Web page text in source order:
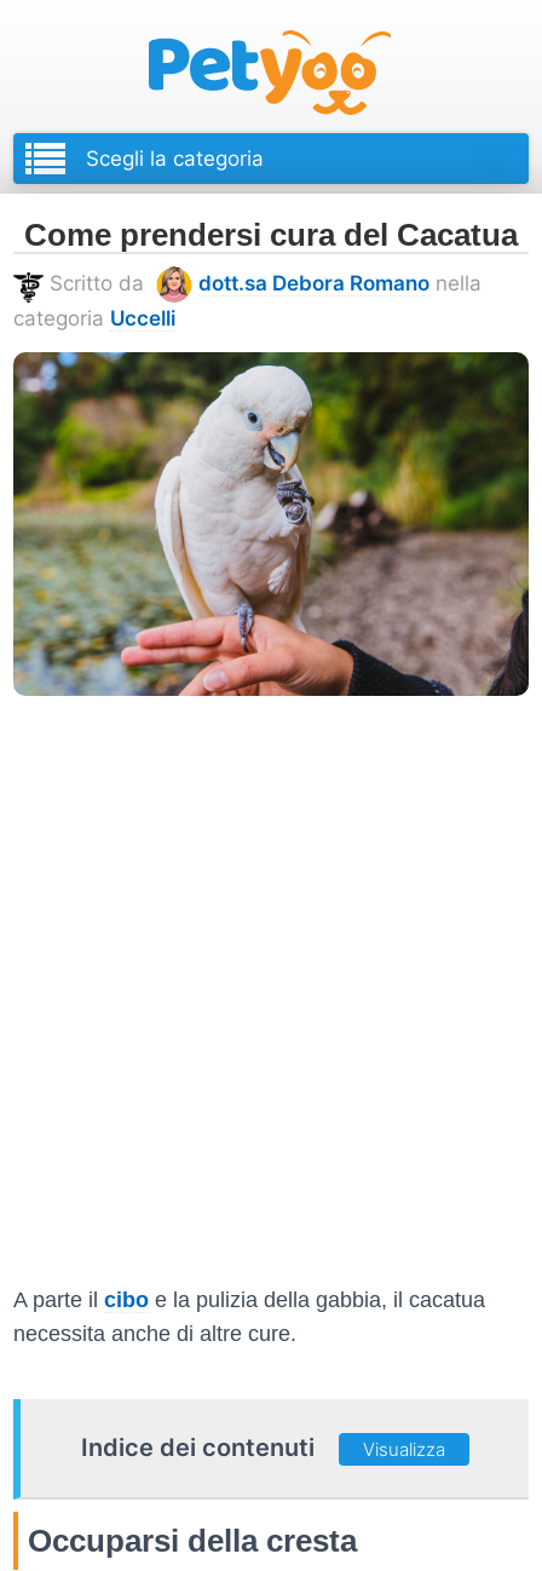
Come prendersi cura del Cacatua
Scritto da dott.sa Debora Romano nella
categoria Uccelli
A parte il cibo e la pulizia della gabbia, il cacatua
necessita anche di altre cure.
Indice dei contenuti Visualizza
Occuparsi della cresta